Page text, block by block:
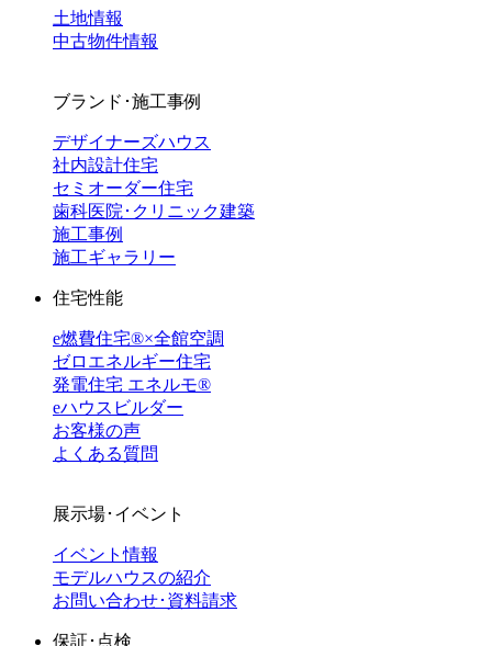
土地情報
中古物件情報
ブランド･施工事例
デザイナーズハウス
社内設計住宅
セミオーダー住宅
歯科医院･クリニック建築
施工事例
施工ギャラリー
住宅性能
e燃費住宅®︎×全館空調
ゼロエネルギー住宅
発電住宅 エネルモ®
eハウスビルダー
お客様の声
よくある質問
展示場･イベント
イベント情報
モデルハウスの紹介
お問い合わせ･資料請求
保証･点検